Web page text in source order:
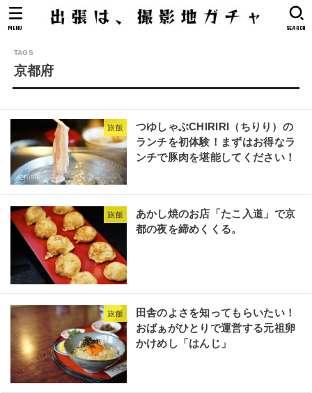
SEARCH
MENU
京都府
旅飯
つゆしゃぶCHIRIRI（ちりり）の
ランチを初体験！まずはお得なラ
ンチで豚肉を堪能してください！
旅飯
あかし焼のお店「たこ入道」で京
都の夜を締めくくる。
旅飯
田舎のよさを知ってもらいたい！
おばぁがひとりで運営する元祖卵
かけめし「はんじ」